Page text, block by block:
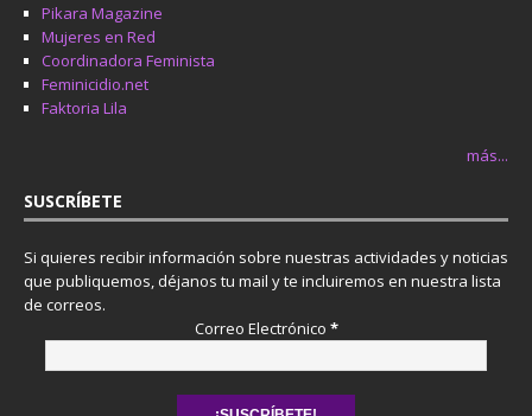
Pikara Magazine
Mujeres en Red
Coordinadora Feminista
Feminicidio.net
Faktoria Lila
más...
SUSCRÍBETE
Si quieres recibir información sobre nuestras actividades y noticias
que publiquemos, déjanos tu mail y te incluiremos en nuestra lista
de correos.
Correo Electrónico *